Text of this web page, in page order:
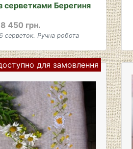
серветками Берегиня
8 450 грн.
серветок. Ручна робота
для замовлення